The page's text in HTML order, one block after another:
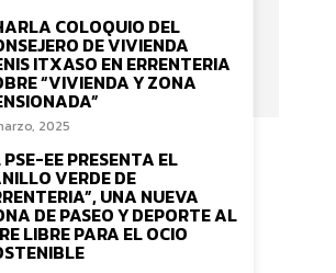
COLOQUIO DEL
DE VIVIENDA
ITXASO EN ERRENTERIA
“VIVIENDA Y ZONA
2025
PSE-EE PRESENTA EL
VERDE DE
UNA NUEVA
DE PASEO Y DEPORTE AL
LIBRE PARA EL OCIO